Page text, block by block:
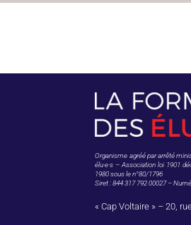
Organisme agréé par arrêté
élu·e·s – Association loi 1901
1980 sous le n°80/1796
Siret : 844 317 792 00027 –
« Cap Voltaire » – 20,